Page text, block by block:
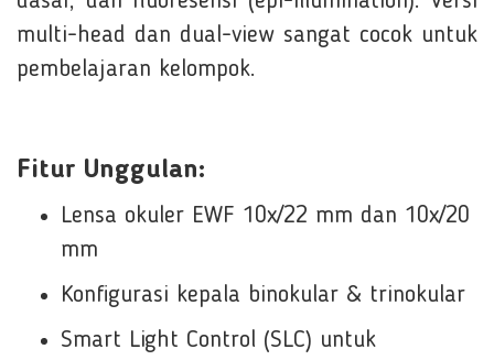
multi-head dan dual-view sangat cocok untuk
pembelajaran kelompok.
Fitur Unggulan:
Lensa okuler EWF 10x/22 mm dan 10x/20
mm
Konfigurasi kepala binokular & trinokular
Smart Light Control (SLC) untuk